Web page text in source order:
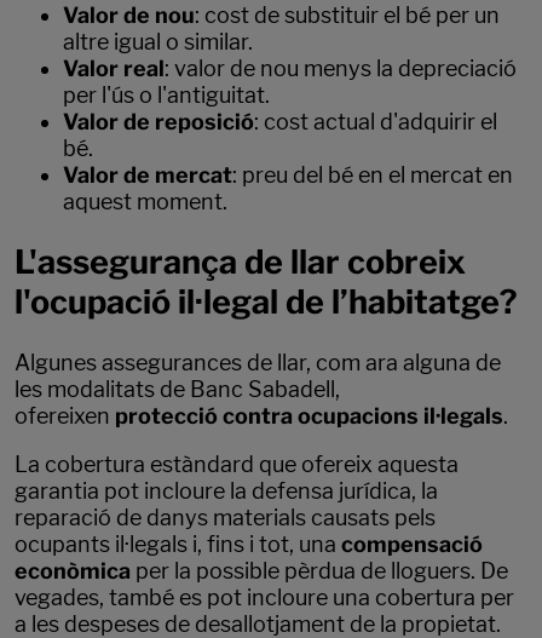
Valor de nou: cost de substituir el bé per un
altre igual o similar.
Valor real: valor de nou menys la depreciació
per l'ús o l'antiguitat.
Valor de reposició: cost actual d'adquirir el
bé.
Valor de mercat: preu del bé en el mercat en
aquest moment.
L'assegurança de llar cobreix
l'ocupació il·legal de l’habitatge?
Algunes assegurances de llar, com ara alguna de
les modalitats de Banc Sabadell,
ofereixen protecció contra ocupacions il·legals.
La cobertura estàndard que ofereix aquesta
garantia pot incloure la defensa jurídica, la
reparació de danys materials causats pels
ocupants il·legals i, fins i tot, una compensació
econòmica per la possible pèrdua de lloguers. De
vegades, també es pot incloure una cobertura per
a les despeses de desallotjament de la propietat.